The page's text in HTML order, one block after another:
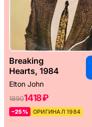
Breaking
Hearts, 1984
Elton John
18901418 ₽
–25% ОРИГИНАЛ 1984